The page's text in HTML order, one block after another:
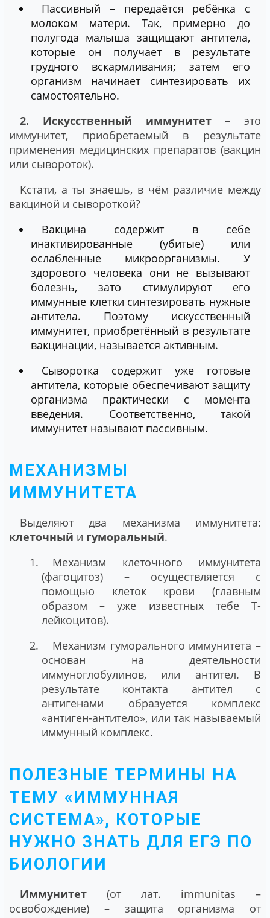
Пассивный – передаётся ребёнка с
молоком матери. Так, примерно до
полугода малыша защищают антитела,
которые он получает в результате
грудного вскармливания; затем его
организм начинает синтезировать их
самостоятельно.
2. Искусственный иммунитет– это
иммунитет, приобретаемый в результате
применения медицинских препаратов (вакцин
или сывороток).
Кстати, а ты знаешь, в чём различие между
вакциной и сывороткой?
Вакцина содержит в себе
инактивированные (убитые) или
ослабленные микроорганизмы. У
здорового человека они не вызывают
болезнь, зато стимулируют его
иммунные клетки синтезировать нужные
антитела. Поэтому искусственный
иммунитет, приобретённый в результате
вакцинации, называется активным.
Сыворотка содержит уже готовые
антитела, которые обеспечивают защиту
организма практически с момента
введения. Соответственно, такой
иммунитет называют пассивным.
МЕХАНИЗМЫ
ИММУНИТЕТА
Выделяют два механизма иммунитета:
клеточный и гуморальный.
Механизм клеточного иммунитета
(фагоцитоз) – осуществляется с
помощью клеток крови (главным
образом – уже известных тебе Т-
лейкоцитов).
Механизм гуморального иммунитета –
основан на деятельности
иммуноглобулинов, или антител. В
результате контакта антител с
антигенами образуется комплекс
«антиген-антитело», или так называемый
иммунный комплекс.
ПОЛЕЗНЫЕ ТЕРМИНЫ НА
ТЕМУ «ИММУННАЯ
СИСТЕМА», КОТОРЫЕ
НУЖНО ЗНАТЬ ДЛЯ ЕГЭ ПО
БИОЛОГИИ
Иммунитет (от лат. immunitas –
освобождение) – защита организма от